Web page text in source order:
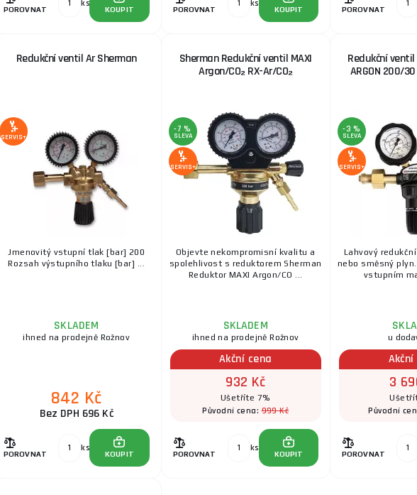
POROVNAT
ks
KOUPIT POROVNAT
ks
KOUPIT POROVNAT
Redukční ventil Ar Sherman
SERVIS+
Jmenovitý vstupní tlak [bar] 200
Rozsah výstupního tlaku [bar] ...
SKLADEM
ihned na prodejně Rožnov
842 Kč
Bez DPH 696 Kč
POROVNAT
ks
KOUPIT
Sherman Redukční ventil MAXI
Argon/CO₂ RX-Ar/CO₂
-7 %
SLEVA
SERVIS+
Objevte nekompromisní kvalitu a
spolehlivost s reduktorem Sherman
Reduktor MAXI Argon/CO ...
SKLADEM
ihned na prodejně Rožnov
Akční cena
932 Kč
Ušetříte 7%
Původní cena:999 Kč
POROVNAT
ks
KOUPIT
Redukční ventil
ARGON 200/
-3 %
SLEVA
SERVIS+
Lahvový
nebo směsný
vstupním
u
3
Původní
POROVNAT